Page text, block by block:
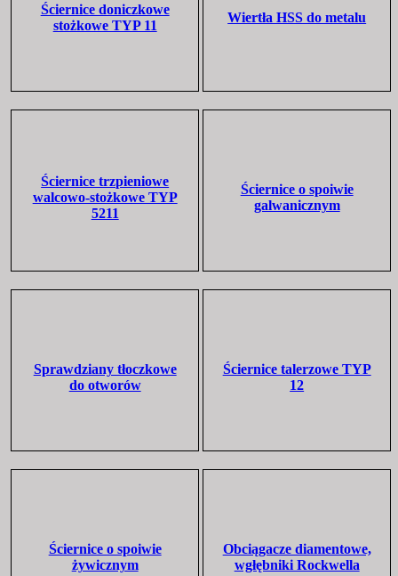
Ściernice doniczkowe
stożkowe TYP 11
Wiertła HSS do metalu
Ściernice trzpieniowe
walcowo-stożkowe TYP
5211
Ściernice o spoiwie
galwanicznym
Sprawdziany tłoczkowe
do otworów
Ściernice talerzowe TYP
12
Ściernice o spoiwie
żywicznym
Obciągacze diamentowe,
wgłębniki Rockwella